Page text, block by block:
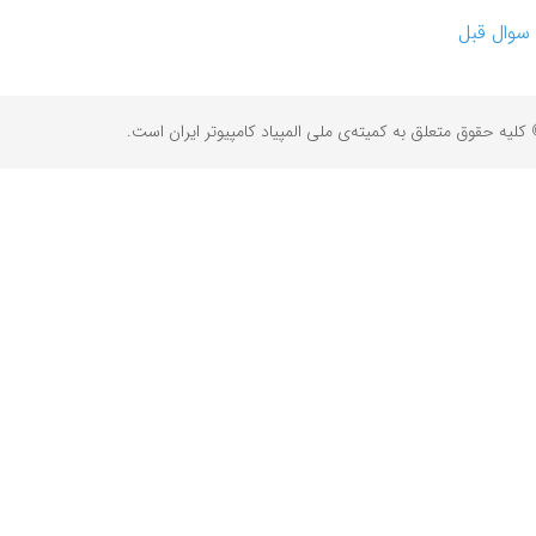
سوال قبل
حقوق متعلق به کمیته‌ی ملی المپیاد کامپیوتر ایران است.